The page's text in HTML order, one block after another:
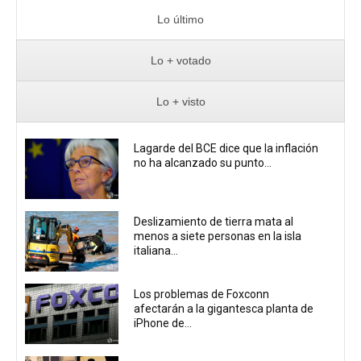
Lo último
Lo + votado
Lo + visto
Lagarde del BCE dice que la inflación
no ha alcanzado su punto...
Deslizamiento de tierra mata al
menos a siete personas en la isla
italiana...
Los problemas de Foxconn
afectarán a la gigantesca planta de
iPhone de...